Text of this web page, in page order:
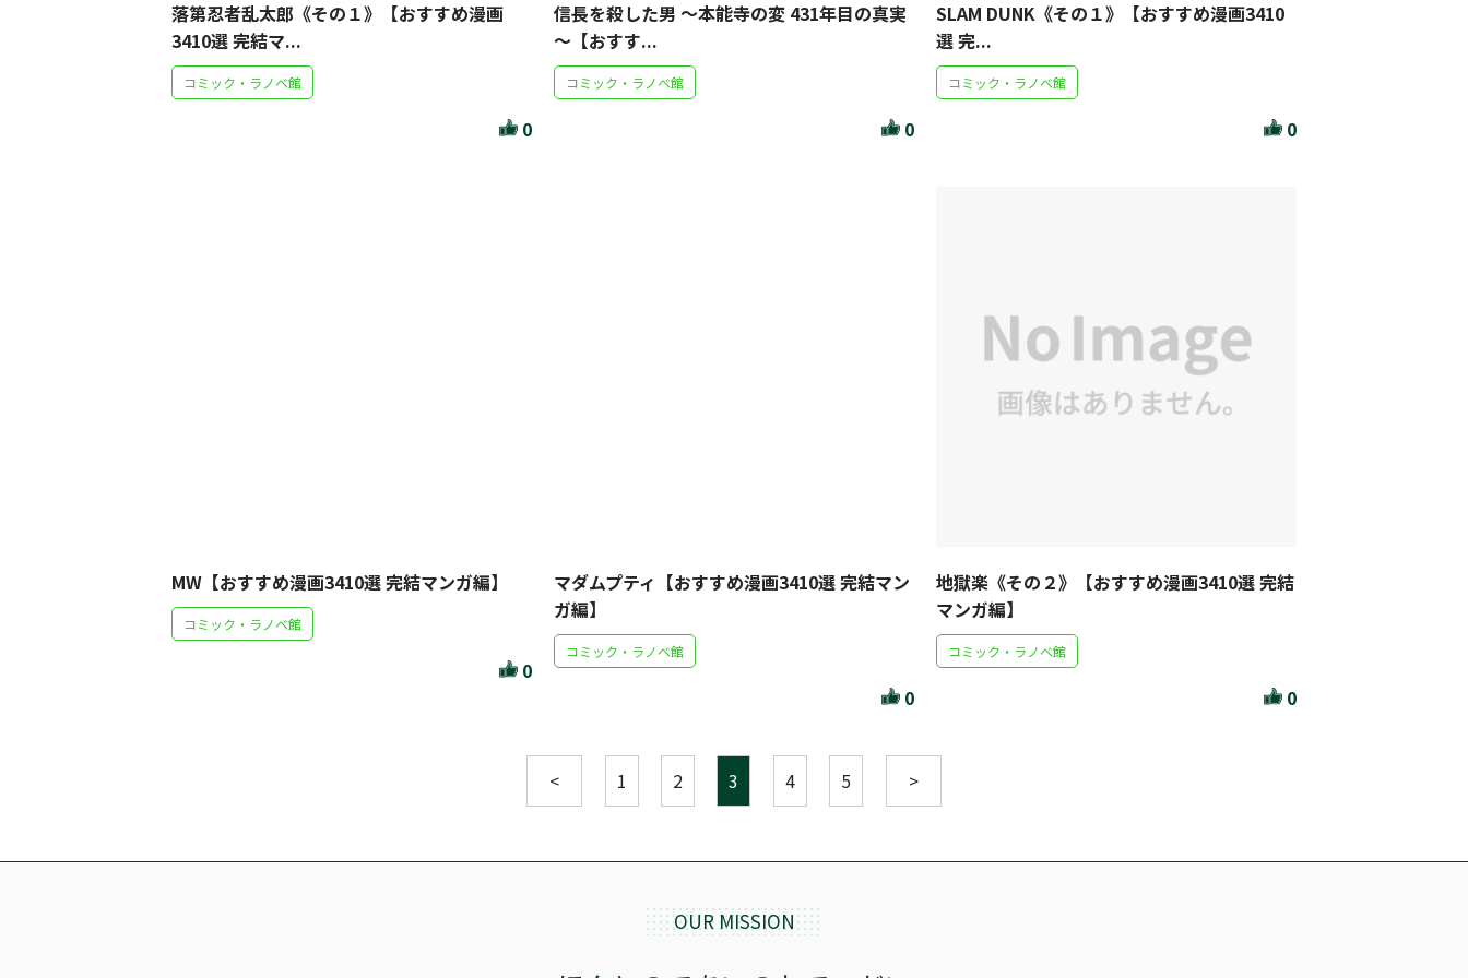
落第忍者乱太郎《その１》【おすすめ漫画
3410選 完結マ...
コミック・ラノベ館
0
信長を殺した男 ～本能寺の変 431年目の真実
～【おすす...
コミック・ラノベ館
0
SLAM DUNK《その１》【おすすめ漫画3410
選 完...
コミック・ラノベ館
0
MW【おすすめ漫画3410選 完結マンガ編】
コミック・ラノベ館
0
マダムプティ【おすすめ漫画3410選 完結マン
ガ編】
コミック・ラノベ館
0
地獄楽《その２》【おすすめ漫画3410選 完結
マンガ編】
コミック・ラノベ館
0
< 1 2 3 4 5 >
OUR MISSION